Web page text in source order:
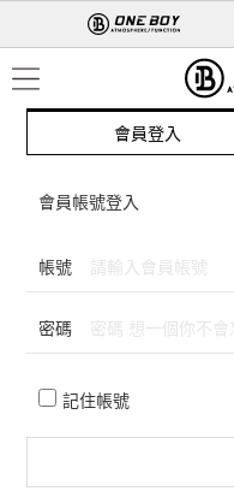
會員登入
會員帳號登入
帳號
密碼
記住帳號